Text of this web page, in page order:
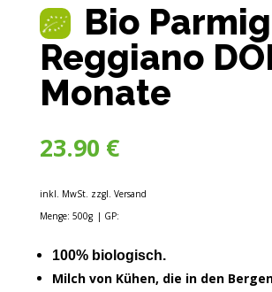
Bio
Reggiano
Monate
23.90 €
inkl. MwSt. zzgl. Versand
Menge: 500g | GP:
100% biologisch.
Milch von Kühen, die in den